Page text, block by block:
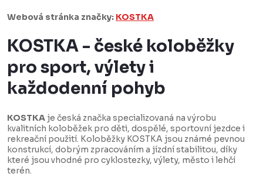
Webová stránka značky: KOSTKA
KOSTKA - české koloběžky
pro sport, výlety i
každodenní pohyb
KOSTKA je česká značka specializovaná na výrobu
kvalitních koloběžek pro děti, dospělé, sportovní jezdce i
rekreační použití. Koloběžky KOSTKA jsou známé pevnou
konstrukcí, dobrým zpracováním a jízdní stabilitou, díky
které jsou vhodné pro cyklostezky, výlety, město i lehčí
terén.